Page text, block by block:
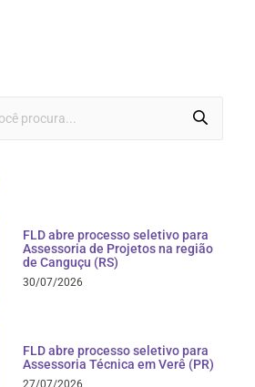
FLD abre processo seletivo para
Assessoria de Projetos na região
de Canguçu (RS)
30/07/2026
FLD abre processo seletivo para
Assessoria Técnica em Verê (PR)
27/07/2026